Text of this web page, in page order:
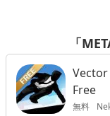
「
Free
無料